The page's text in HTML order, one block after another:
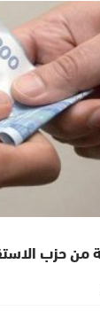
من حزب